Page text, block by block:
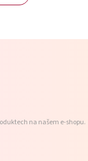
na našem e-shopu.